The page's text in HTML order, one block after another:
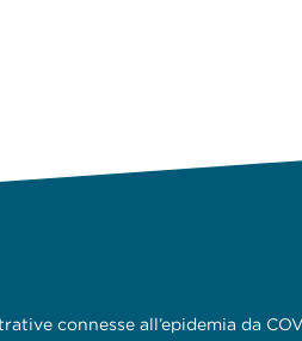
connesse all’epidemia da